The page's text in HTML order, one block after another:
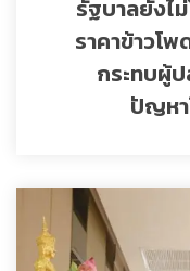
รัฐบาลยังไ
ราคาข้าวโ
กระทบผู้
ปัญห